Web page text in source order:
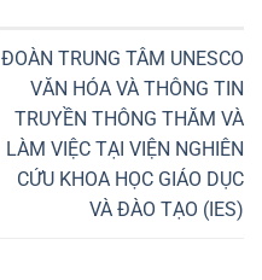
ĐOÀN TRUNG TÂM UNESCO
VĂN HÓA VÀ THÔNG TIN
TRUYỀN THÔNG THĂM VÀ
LÀM VIỆC TẠI VIỆN NGHIÊN
CỨU KHOA HỌC GIÁO DỤC
VÀ ĐÀO TẠO (IES)